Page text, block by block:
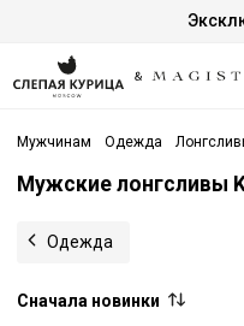
Мужчинам Одежда
Мужские лонгсливы
Одежда
Сначала новинки